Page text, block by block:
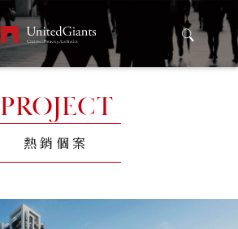
PROJECT
熱銷個案